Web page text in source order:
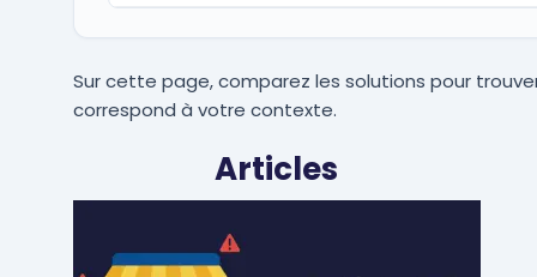
Sur cette page, comparez les solutions pour
correspond à votre contexte.
Articles